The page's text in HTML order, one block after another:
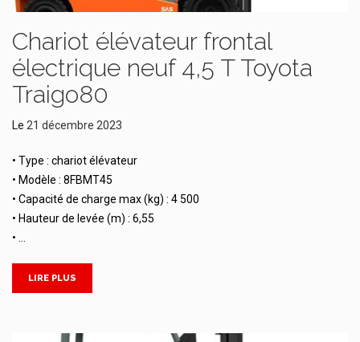
Chariot élévateur frontal
électrique neuf 4,5 T Toyota
Traigo80
Le 21 décembre 2023
• Type : chariot élévateur
• Modèle : 8FBMT45
• Capacité de charge max (kg) : 4 500
• Hauteur de levée (m) : 6,55
• …
LIRE PLUS